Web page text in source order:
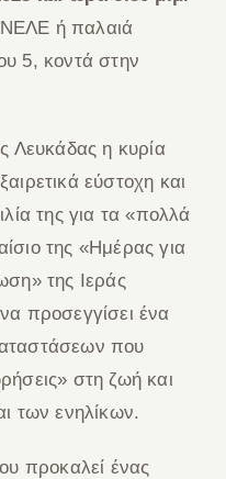
ή παλαιά
5, κοντά στην
Λευκάδας η κυρία
εύστοχη και
της για τα «πολλά
της «Ημέρας για
της Ιεράς
προσεγγίσει ένα
που
στη ζωή και
των ενηλίκων.
προκαλεί ένας